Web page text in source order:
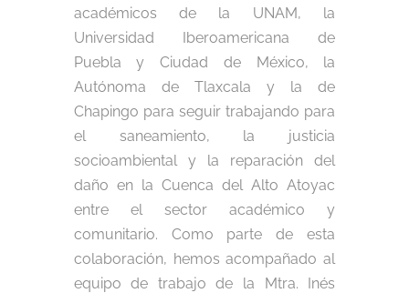
académicos de la UNAM, la
Universidad Iberoamericana de
Puebla y Ciudad de México, la
Autónoma de Tlaxcala y la de
Chapingo para seguir trabajando para
el saneamiento, la justicia
socioambiental y la reparación del
daño en la Cuenca del Alto Atoyac
entre el sector académico y
comunitario. Como parte de esta
colaboración, hemos acompañado al
equipo de trabajo de la Mtra. Inés